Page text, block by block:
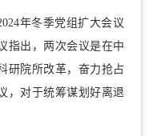
年冬季党组扩大会议
指出，两次会议是在中
研院所改革，奋力抢占
，对于统筹谋划好离退